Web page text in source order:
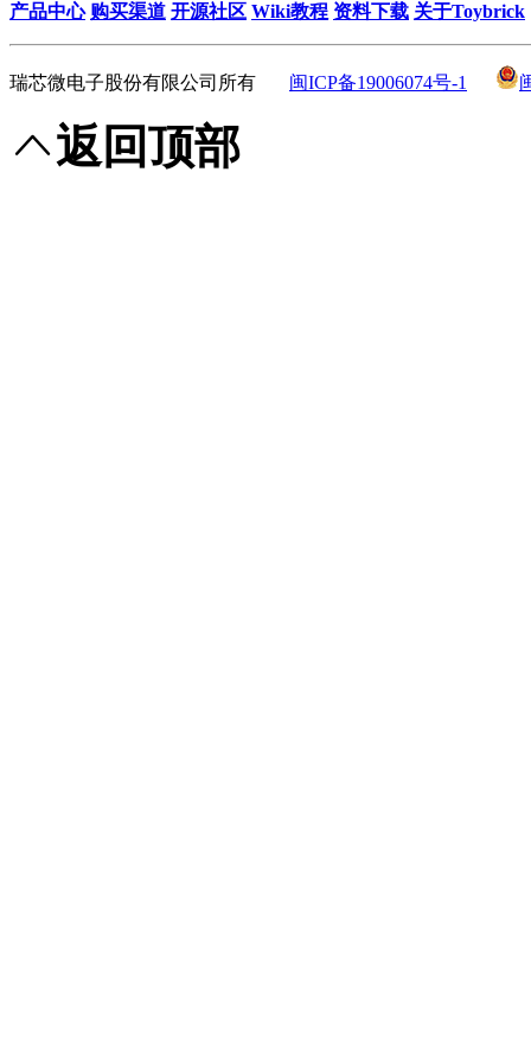
产品中心 购买渠道 开源社区 Wiki教程 资料下载 关于Toybrick
瑞芯微电子股份有限公司所有 闽ICP备19006074号-1
返回顶部